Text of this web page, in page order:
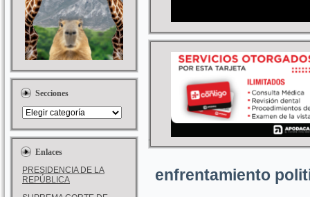
Secciones
Enlaces
PRESIDENCIA DE LA
REPÚBLICA
enfrentamiento